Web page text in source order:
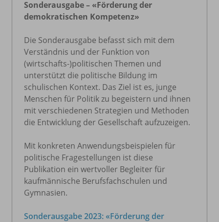
Sonderausgabe – «Förderung der
demokratischen Kompetenz»
Die Sonderausgabe befasst sich mit dem
Verständnis und der Funktion von
(wirtschafts-)politischen Themen und
unterstützt die politische Bildung im
schulischen Kontext. Das Ziel ist es, junge
Menschen für Politik zu begeistern und ihnen
mit verschiedenen Strategien und Methoden
die Entwicklung der Gesellschaft aufzuzeigen.
Mit konkreten Anwendungsbeispielen für
politische Fragestellungen ist diese
Publikation ein wertvoller Begleiter für
kaufmännische Berufsfachschulen und
Gymnasien.
Sonderausgabe 2023: «Förderung der